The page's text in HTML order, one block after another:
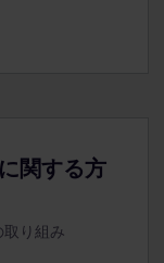
関する方
り組み